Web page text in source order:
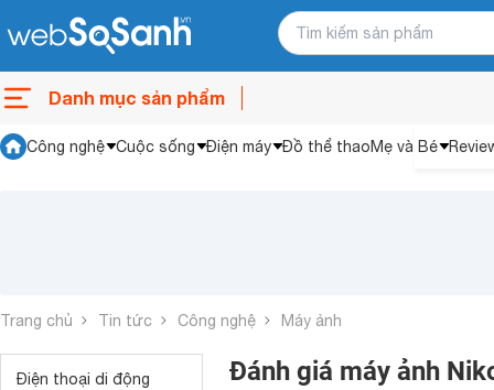
Danh mục sản phẩm
Công nghệ Cuộc sống Điện máy Đồ thể thaoMẹ và Bé
Trang chủ Tin tức Công nghệ Máy ảnh
Điện thoại di động
Đánh giá máy ảnh